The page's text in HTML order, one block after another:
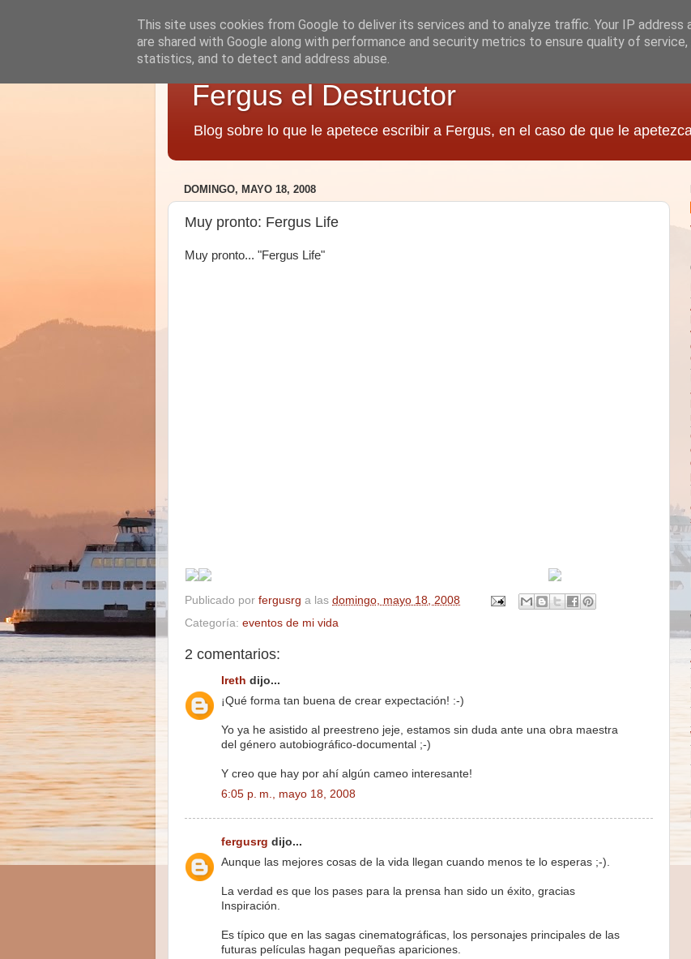
Fergus el Destructor
Blog sobre lo que le apetece escribir a Fergus, en el caso de que le
DOMINGO, MAYO 18, 2008
Muy pronto: Fergus Life
Muy pronto... "Fergus Life"
Publicado por fergusrg a las domingo, mayo 18, 2008
Categoría: eventos de mi vida
2 comentarios:
Ireth dijo...
¡Qué forma tan buena de crear expectación! :-)
Yo ya he asistido al preestreno jeje, estamos sin duda ante una obra maestra
del género autobiográfico-documental ;-)
Y creo que hay por ahí algún cameo interesante!
6:05 p. m., mayo 18, 2008
fergusrg dijo...
Aunque las mejores cosas de la vida llegan cuando menos te lo esperas ;-).
La verdad es que los pases para la prensa han sido un éxito, gracias
Inspiración.
Es típico que en las sagas cinematográficas, los personajes principales de las
futuras películas hagan pequeñas apariciones.
This site uses cookies from Google to deliver its services and to analyze traffic. Your IP address
are shared with Google along with performance and security metrics to ensure quality of service,
statistics, and to detect and address abuse.